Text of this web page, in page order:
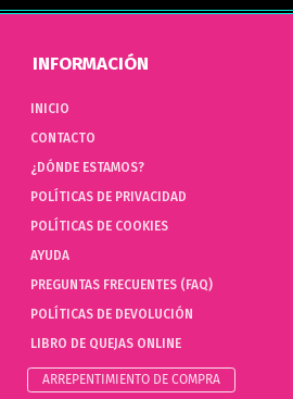
INFORMACIÓN
INICIO
CONTACTO
¿DÓNDE ESTAMOS?
POLÍTICAS DE PRIVACIDAD
POLÍTICAS DE COOKIES
AYUDA
PREGUNTAS FRECUENTES (FAQ)
POLÍTICAS DE DEVOLUCIÓN
LIBRO DE QUEJAS ONLINE
ARREPENTIMIENTO DE COMPRA